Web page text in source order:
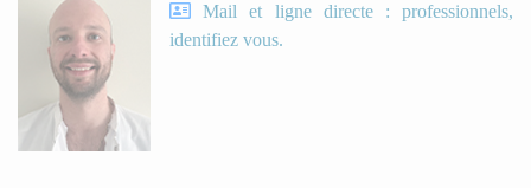
Mail et ligne directe : professionnels,
identifiez vous.